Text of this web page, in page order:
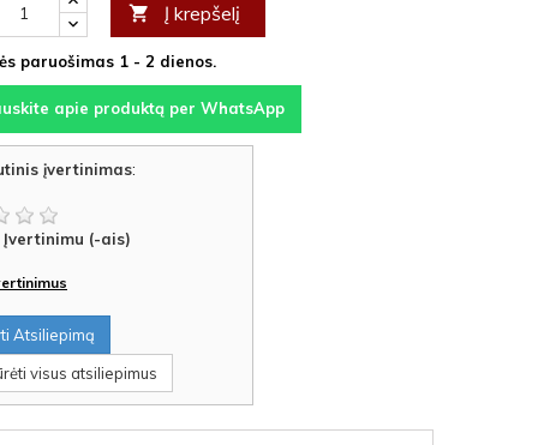
 Į krepšelį
paruošimas 1 - 2 dienos.
apie produktą per WhatsApp
įvertinimas:
Įvertinimu (-ais)
Atsiliepimą
visus atsiliepimus